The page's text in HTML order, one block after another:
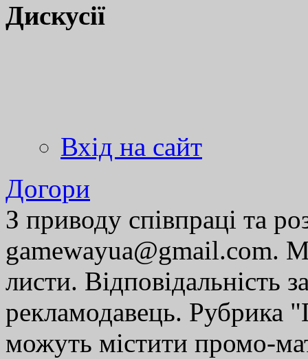
Дискусії
Вхід на сайт
Догори
З приводу співпраці та
gamewayua@gmail.com.
листи. Відповідальність
рекламодавець. Рубрика
можуть містити промо-